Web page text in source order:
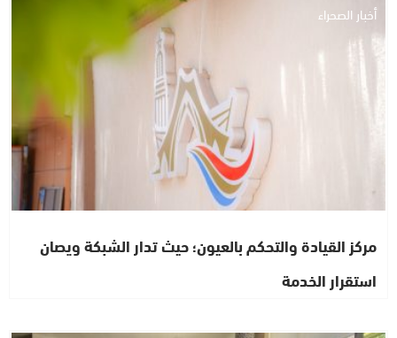
أخبار الصحراء
مركز القيادة والتحكم بالعيون؛ حيث تدار الشبكة ويصان
استقرار الخدمة